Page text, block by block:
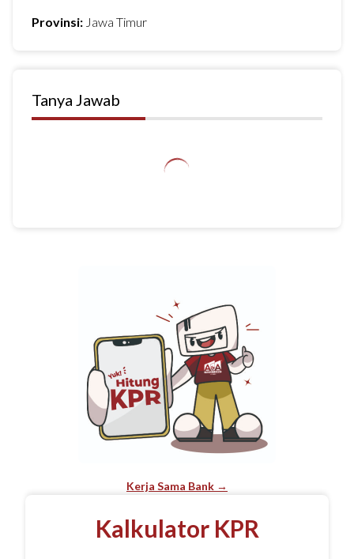
Kerja Sama Bank →
Kalkulator KPR
Provinsi: Jawa Timur
Tanya Jawab